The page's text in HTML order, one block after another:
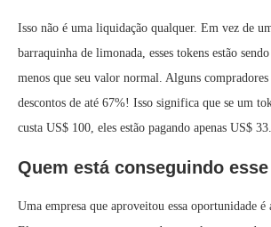
Isso não é uma liquidação qualquer. Em vez de
barraquinha de limonada, esses tokens estão
menos que seu valor normal. Alguns compradores
descontos de até 67%! Isso significa que se um
custa US$ 100, eles estão pagando apenas US$ 33.
Quem está conseguindo
Uma empresa que aproveitou essa oportunidade